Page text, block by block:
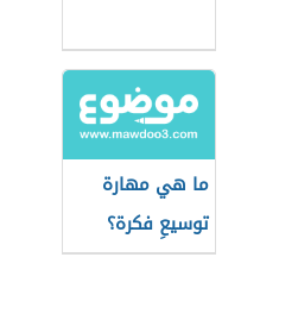
ما هي مهارة
توسيعِ فكرة؟